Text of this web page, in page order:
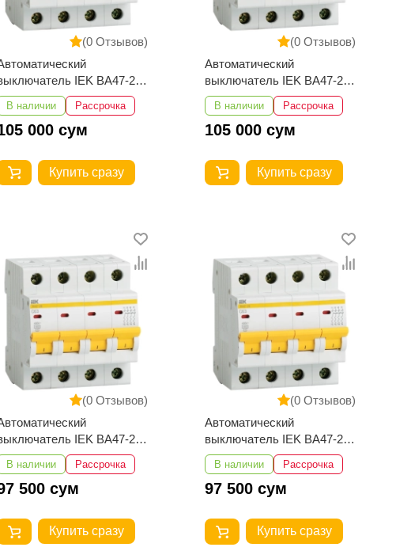
(0 Отзывов)
IEK ВА47-29
63А 4,5кА
В наличии Рассрочка
000 сум
Купить сразу
(0 Отзывов)
Автоматический
выключатель IEK ВА47-29
4Р 50А 4,5кА
В наличии Рассрочка
105 000 сум
Купить сразу
(0 Отзывов)
IEK ВА47-29
25А 4,5кА
В наличии Рассрочка
500 сум
Купить сразу
(0 Отзывов)
Автоматический
выключатель IEK ВА47-29
4Р 16А 4,5кА
В наличии Рассрочка
97 500 сум
Купить сразу